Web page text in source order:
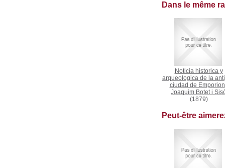
Dans le même
Noticia historica y
arqueologica de la
ciudad de Emporion
Joaquim Botet i
(1879)
Peut-être